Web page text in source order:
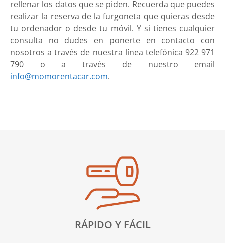
rellenar los datos que se piden. Recuerda que puedes
realizar la reserva de la furgoneta que quieras desde
tu ordenador o desde tu móvil. Y si tienes cualquier
consulta no dudes en ponerte en contacto con
nosotros a través de nuestra línea telefónica 922 971
790 o a través de nuestro email
info@momorentacar.com.
RÁPIDO Y FÁCIL